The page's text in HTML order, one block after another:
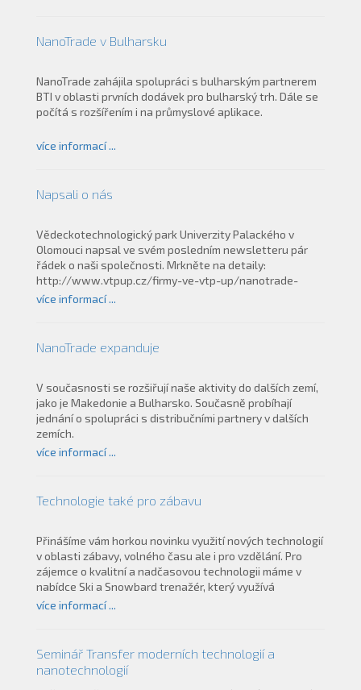
NanoTrade v Bulharsku
NanoTrade zahájila spolupráci s bulharským partnerem
BTI v oblasti prvních dodávek pro bulharský trh. Dále se
počítá s rozšířením i na průmyslové aplikace.
více informací ...
Napsali o nás
Vědeckotechnologický park Univerzity Palackého v
Olomouci napsal ve svém posledním newsletteru pár
řádek o naši společnosti. Mrkněte na detaily:
http://www.vtpup.cz/firmy-ve-vtp-up/nanotrade-
s.r.o..html
více informací ...
NanoTrade expanduje
V současnosti se rozšiřují naše aktivity do dalších zemí,
jako je Makedonie a Bulharsko. Současně probíhají
jednání o spolupráci s distribučními partnery v dalších
zemích.
více informací ...
Technologie také pro zábavu
Přinášíme vám horkou novinku využití nových technologií
v oblasti zábavy, volného času ale i pro vzdělání. Pro
zájemce o kvalitní a nadčasovou technologii máme v
nabídce Ski a Snowbard trenažér, který využívá
posledních technologií z oblasti vláken. Výsledný
(simulátor) je navržen tak, aby poskytl sofistikovanou
výukovou metodiku, která viditelně zlepší vaši techniku
lyžování. Lze jej provozovat celoročně bez závislosti na
více informací ...
Seminář Transfer moderních technologií a
nanotechnologií